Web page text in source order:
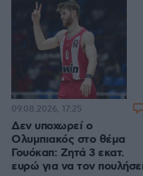
Δεν υποχωρεί ο
Ολυμπιακός στο θέμα
Γουόκαπ: Ζητά 3 εκατ.
ευρώ για να τον
09.08.2026, 17:25